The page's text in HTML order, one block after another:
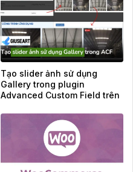
Tạo slider ảnh sử dụng
Gallery trong plugin
Advanced Custom Field trên